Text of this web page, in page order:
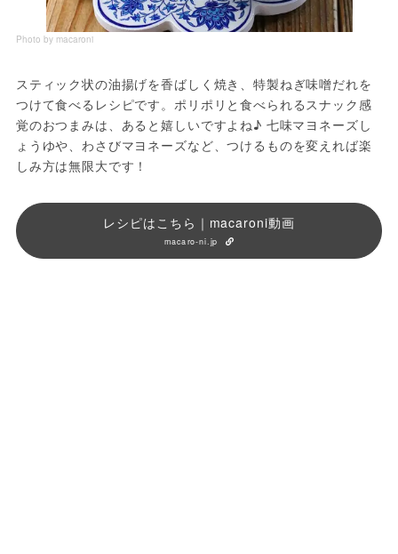
Photo by macaroni
スティック状の油揚げを香ばしく焼き、特製ねぎ味噌だれを
つけて食べるレシピです。ポリポリと食べられるスナック感
覚のおつまみは、あると嬉しいですよね♪ 七味マヨネーズし
ょうゆや、わさびマヨネーズなど、つけるものを変えれば楽
しみ方は無限大です！
レシピはこちら｜macaroni動画
macaro-ni.jp